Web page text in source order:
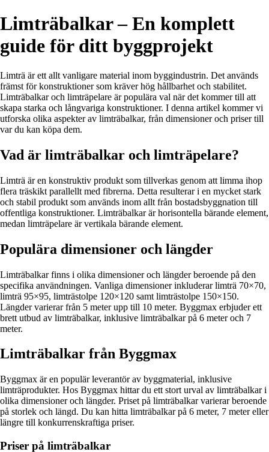
Limträbalkar – En komplett
guide för ditt byggprojekt
Limträ är ett allt vanligare material inom byggindustrin. Det används
främst för konstruktioner som kräver hög hållbarhet och stabilitet.
Limträbalkar och limträpelare är populära val när det kommer till att
skapa starka och långvariga konstruktioner. I denna artikel kommer vi
utforska olika aspekter av limträbalkar, från dimensioner och priser till
var du kan köpa dem.
Vad är limträbalkar och limträpelare?
Limträ är en konstruktiv produkt som tillverkas genom att limma ihop
flera träskikt parallellt med fibrerna. Detta resulterar i en mycket stark
och stabil produkt som används inom allt från bostadsbyggnation till
offentliga konstruktioner. Limträbalkar är horisontella bärande element,
medan limträpelare är vertikala bärande element.
Populära dimensioner och längder
Limträbalkar finns i olika dimensioner och längder beroende på den
specifika användningen. Vanliga dimensioner inkluderar limträ 70×70,
limträ 95×95, limträstolpe 120×120 samt limträstolpe 150×150.
Längder varierar från 5 meter upp till 10 meter. Byggmax erbjuder ett
brett utbud av limträbalkar, inklusive limträbalkar på 6 meter och 7
meter.
Limträbalkar från Byggmax
Byggmax är en populär leverantör av byggmaterial, inklusive
limträprodukter. Hos Byggmax hittar du ett stort urval av limträbalkar i
olika dimensioner och längder. Priset på limträbalkar varierar beroende
på storlek och längd. Du kan hitta limträbalkar på 6 meter, 7 meter eller
längre till konkurrenskraftiga priser.
Priser på limträbalkar